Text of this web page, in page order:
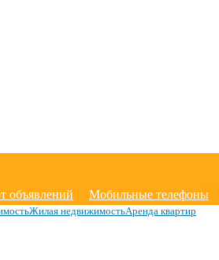
объявлений
Мобильные телефоны
Жилая недвижимостьАренда квартир